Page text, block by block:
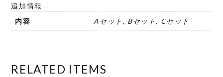
追加情報
内容
Aセット, Bセット, Cセット
RELATED ITEMS